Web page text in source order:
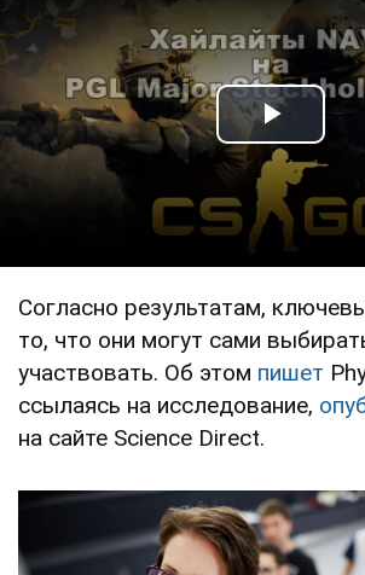
Play
Согласно результатам,
то, что они могут сами
участвовать. Об этом пишет
ссылаясь на исследование,
на сайте Science Direct.